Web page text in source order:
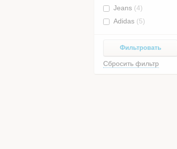
Jeans (4)
Adidas (5)
Фильтровать
Сбросить фильтр